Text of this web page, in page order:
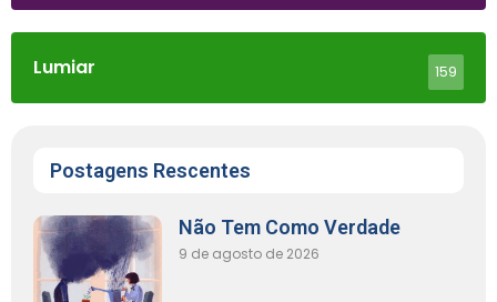
Lumiar 159
Postagens Rescentes
Não Tem Como Verdade
9 de agosto de 2026